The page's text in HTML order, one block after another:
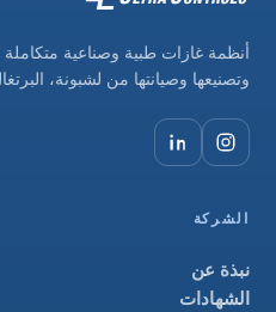
أنظمة غازات طبية وصناعية متكاملة
وتصنيعها وصيانتها من لشبونة، البرتغال.
الشركة
نبذة عن
الشهادات